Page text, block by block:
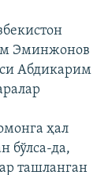
Эминжонов
Абдикарим
ҳал
бўлса-да,
ташланган